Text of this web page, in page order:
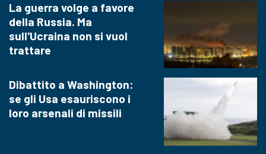
La guerra volge a favore
della Russia. Ma
sull'Ucraina non si vuol
trattare
Dibattito a Washington:
se gli Usa esauriscono i
loro arsenali di missili